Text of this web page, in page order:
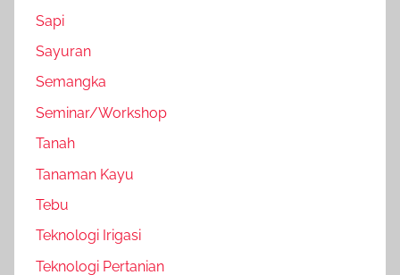
Sapi
Sayuran
Semangka
Seminar/Workshop
Tanah
Tanaman Kayu
Tebu
Teknologi Irigasi
Teknologi Pertanian